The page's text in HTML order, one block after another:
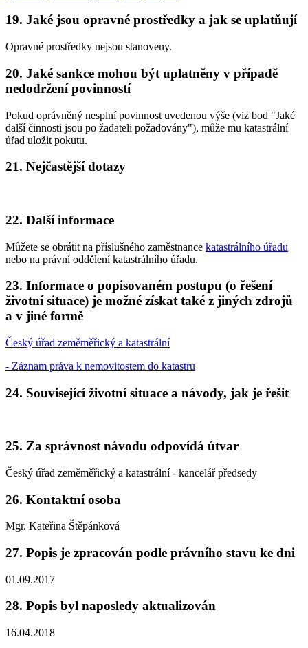
19. Jaké jsou opravné prostředky a jak se uplatňují
Opravné prostředky nejsou stanoveny.
20. Jaké sankce mohou být uplatněny v případě
nedodržení povinností
Pokud oprávněný nesplní povinnost uvedenou výše (viz bod "Jaké
další činnosti jsou po žadateli požadovány"), může mu katastrální
úřad uložit pokutu.
21. Nejčastější dotazy
22. Další informace
Můžete se obrátit na příslušného zaměstnance katastrálního úřadu
nebo na právní oddělení katastrálního úřadu.
23. Informace o popisovaném postupu (o řešení
životní situace) je možné získat také z jiných zdrojů
a v jiné formě
Český úřad zeměměřický a katastrální
- Záznam práva k nemovitostem do katastru
24. Související životní situace a návody, jak je řešit
25. Za správnost návodu odpovídá útvar
Český úřad zeměměřický a katastrální - kancelář předsedy
26. Kontaktní osoba
Mgr. Kateřina Štěpánková
27. Popis je zpracován podle právního stavu ke dni
01.09.2017
28. Popis byl naposledy aktualizován
16.04.2018